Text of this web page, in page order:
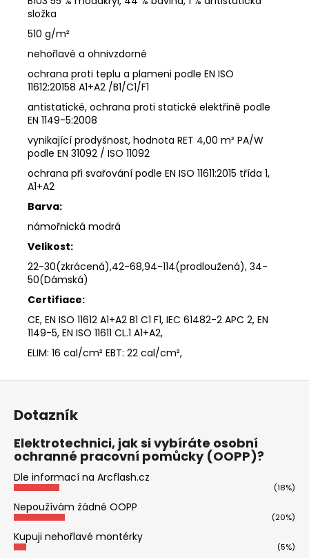
složka
510 g/m²
nehořlavé a ohnivzdorné
ochrana proti teplu a plameni podle EN ISO
11612:20158 A1+A2 /B1/C1/F1
antistatické, ochrana proti statické elektřině podle
EN 1149-5:2008
vynikající prodyšnost, hodnota RET 4,00 m² PA/W
podle EN 31092 / ISO 11092
ochrana při svařování podle EN ISO 11611:2015 třída 1,
A1+A2
Barva:
námořnická modrá
Velikost:
22-30(zkrácená),42-68,94-114(prodloužená), 34-
50(Dámská)
Certifiace:
CE, EN ISO 11612 A1+A2 B1 C1 F1, IEC 61482-2 APC 2, EN
1149-5, EN ISO 11611 CL.1 A1+A2,
ELIM: 16 cal/cm² EBT: 22 cal/cm²,
Z
Dotazník
Elektrotechnici, jak si vybíráte osobní
ochranné pracovní pomůcky (OOPP)?
Dle informací na Arcflash.cz
(18%)
Nepoužívám žádné OOPP
(20%)
Kupuji nehořlavé montérky
(5%)